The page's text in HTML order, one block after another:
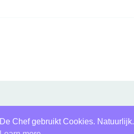
De Chef gebruikt Cookies. Natuurlijk.